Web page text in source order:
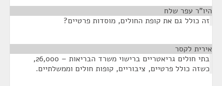
היו"ר עפר שלח
זה כולל גם את קופת החולים, מוסדות פרטיים?
אירית לקסר
בתי חולים גריאטריים ברישוי משרד הבריאות – 26,000,
כשזה כולל פרטיים, ציבוריים, קופות חולים וממשלתיים.